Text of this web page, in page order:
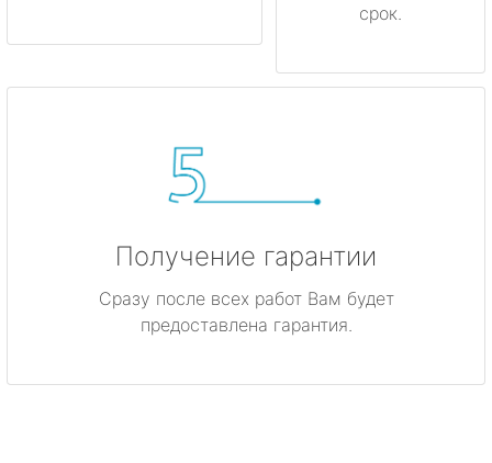
срок.
Получение гарантии
Сразу после всех работ Вам будет
предоставлена гарантия.